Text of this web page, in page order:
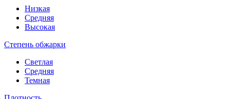
Низкая
Средняя
Высокая
Степень обжарки
Светлая
Средняя
Темная